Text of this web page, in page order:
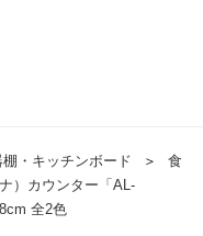
棚・キッチンボード ＞
食
）カウンター「AL-
全2色